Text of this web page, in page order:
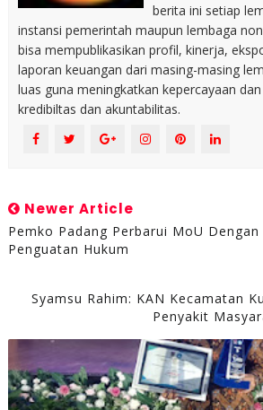
berita ini setiap
instansi pemerintah maupun lembaga
bisa mempublikasikan profil, kinerja,
laporan keuangan dari masing-masing
luas guna meningkatkan kepercayaan
kredibiltas dan akuntabilitas.
Newer Article
Pemko Padang Perbarui MoU
Penguatan Hukum
Syamsu Rahim: KAN Kecamatan
Penyakit